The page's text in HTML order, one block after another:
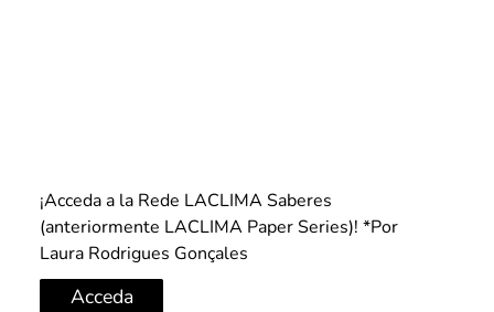
¡Acceda a la Rede LACLIMA Saberes
(anteriormente LACLIMA Paper Series)! *Por
Laura Rodrigues Gonçales
Acceda